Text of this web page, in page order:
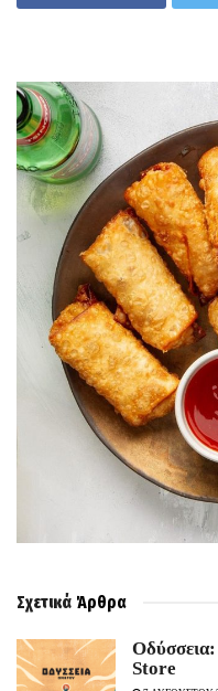
Σχετικά Άρθρα
Store